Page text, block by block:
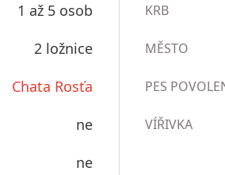
1 až 5 osob
2 ložnice
Chata Rosťa
ne
ne
KRB
MĚSTO
PES
VÍŘIVKA